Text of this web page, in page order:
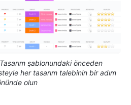
şablonundaki önceden
her tasarım talebinin bir adım
olun